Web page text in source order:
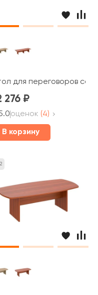
Patriot
для переговоров
276
оценок (4)
В корзину